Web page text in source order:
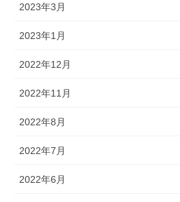
2023年3月
2023年1月
2022年12月
2022年11月
2022年8月
2022年7月
2022年6月